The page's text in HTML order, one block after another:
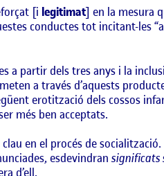
[i legitimat] en la mesura
conductes tot incitant-les
a partir dels tres anys i la
a través d’aquests
erotització dels cossos
més ben acceptats.
en el procés de
esdevindran significats
d’ell.